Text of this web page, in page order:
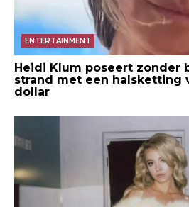
ENTERTAINMENT
Heidi Klum poseert zonder
strand met een halsketting
dollar